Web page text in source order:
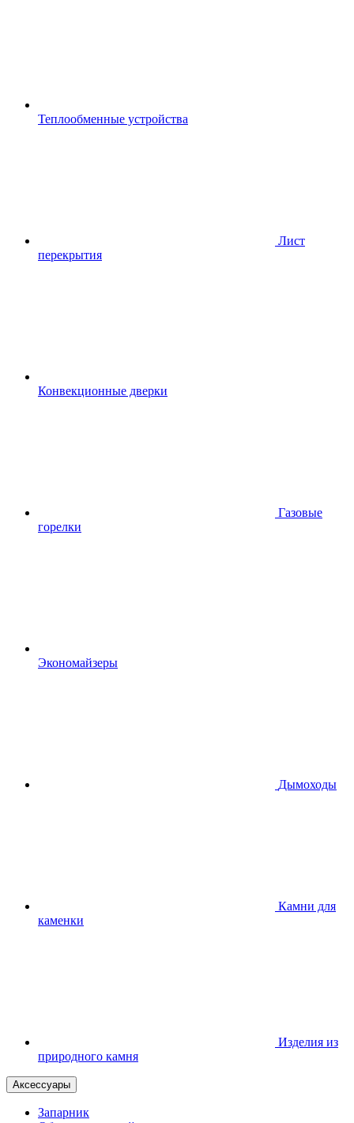
Теплообменные устройства
Лист
перекрытия
Конвекционные дверки
Газовые
горелки
Экономайзеры
Дымоходы
Камни для
каменки
Изделия из
природного камня
Аксессуары
Запарник